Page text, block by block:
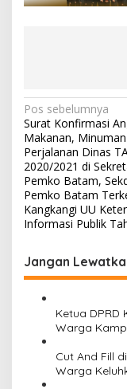
N
a
v
i
g
a
i
Pos sebelumnya
Surat Konfirmasi
Makanan,
Perjalanan Dinas
2020/2021 di
Pemko Batam,
Pemko Batam
Kangkangi UU
Informasi Publik
Jangan
Ketua DPRD
Warga
Cut And Fill
Warga